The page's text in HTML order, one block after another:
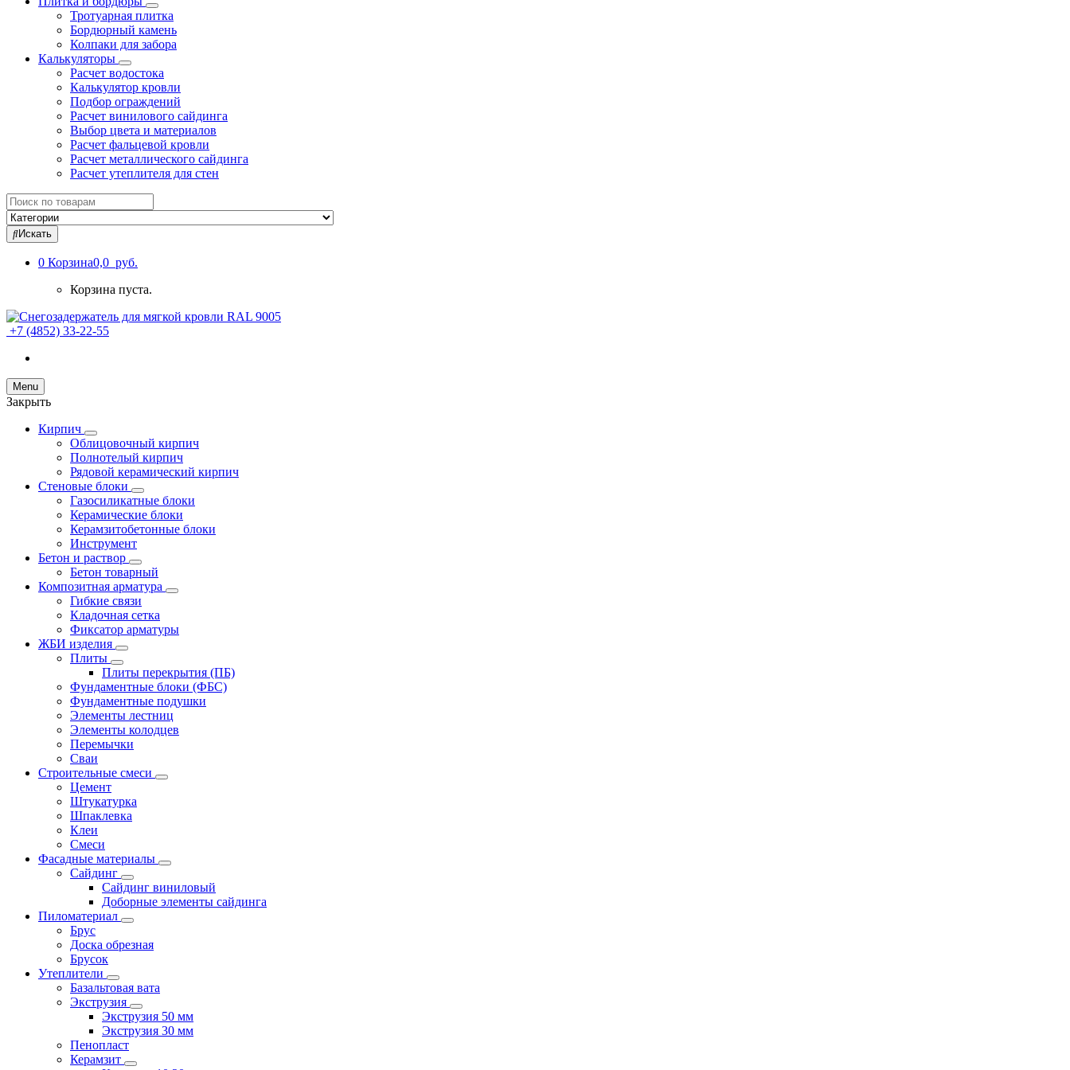
Тротуарная плитка
Бордюрный камень
Колпаки для забора
Калькуляторы
Расчет водостока
Калькулятор кровли
Подбор ограждений
Расчет винилового сайдинга
Выбор цвета и материалов
Расчет фальцевой кровли
Расчет металлического сайдинга
Расчет утеплителя для стен
Search
for:
Искать
0 Корзина0,0 руб.
Корзина пуста.
+7 (4852) 33-22-55
Menu
Закрыть
Кирпич
Облицовочный кирпич
Полнотелый кирпич
Рядовой керамический кирпич
Стеновые блоки
Газосиликатные блоки
Керамические блоки
Керамзитобетонные блоки
Инструмент
Бетон и раствор
Бетон товарный
Композитная арматура
Гибкие связи
Кладочная сетка
Фиксатор арматуры
ЖБИ изделия
Плиты
Плиты перекрытия (ПБ)
Фундаментные блоки (ФБС)
Фундаментные подушки
Элементы лестниц
Элементы колодцев
Перемычки
Сваи
Строительные смеси
Цемент
Штукатурка
Шпаклевка
Клеи
Смеси
Фасадные материалы
Сайдинг
Сайдинг виниловый
Доборные элементы сайдинга
Пиломатериал
Брус
Доска обрезная
Брусок
Утеплители
Базальтовая вата
Экструзия
Экструзия 50 мм
Экструзия 30 мм
Пенопласт
Керамзит